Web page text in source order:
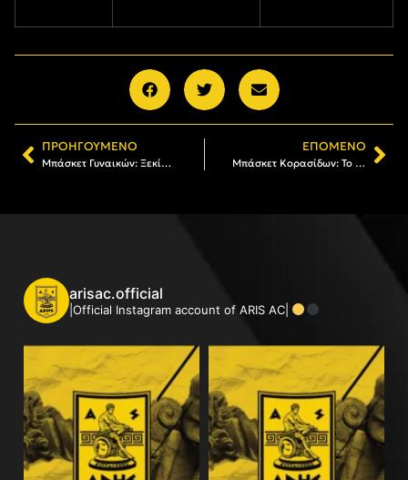
ΠΡΟΗΓΟΎΜΕΝΟ
Μπάσκετ Γυναικών: Ξεκίνησε η διάθεση των εισιτηρίων διαρκείας
ΕΠΌΜΕΝΟ
Μπάσκετ Κορασίδων: Το πρόγραμμα του ΑΡΗ στην πρώτη φάση του πρωταθλήματος
arisac.official
|Official Instagram account of ARIS AC|